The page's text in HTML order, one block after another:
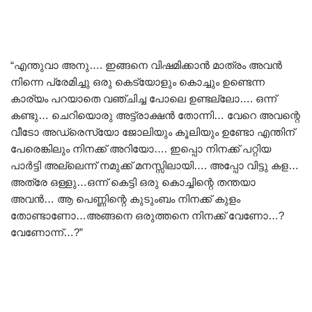
“എന്തുവാ അനു…. ഇങ്ങനെ വിഷമിക്കാൻ മാത്രം അവൻ
നിന്നെ പ്രേമിച്ചു ഒരു കെട്യോളും കൊച്ചും ഉണ്ടെന്ന
കാര്യം പറയാതെ വഞ്ചിച്ച പോലെ ഉണ്ടല്ലോ…. ഒന്ന്
കണ്ടു… ചെറിയൊരു അട്ട്രാക്ഷൻ തോന്നി… വേറെ അവന്റെ
വീടോ അഡ്രെസ്യോ ജോലിയും കൂലിയും ഉണ്ടോ എന്തിന്
പേരെങ്കിലും നിനക്ക് അറിയോ…. ഇപ്പൊ നിനക്ക് പറ്റിയ
പാർട്ടി അല്ലെന്ന് നമുക്ക് മനസ്സിലായി…. അപ്പോ വിട്ടു കള…
അത്രേ ഒള്ളു…ഒന്ന് കെട്ടി ഒരു കൊച്ചിന്റെ തന്തയാ
അവൻ… ആ പെണ്ണിന്റെ കുടുംബം നിനക്ക് കുളം
തോണ്ടാണോ…അങ്ങനെ ഒരുത്തനെ നിനക്ക് വേണോ…?
വേണോന്ന്…?”